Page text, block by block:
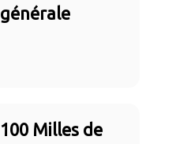
générale
100 Milles de